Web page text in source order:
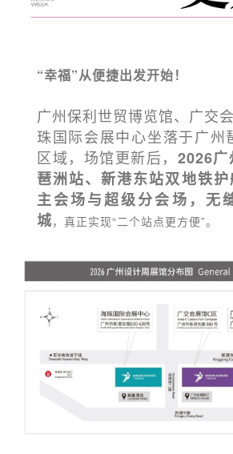
“幸福”从便捷出发开始！
广州保利世贸博览馆、广交
珠国际会展中心坐落于广州
区域，场馆更新后， 2026广
琶洲站、新港东站双地铁护
主会场与超级分会场，无
城，真正实现“二个站点更方便”。